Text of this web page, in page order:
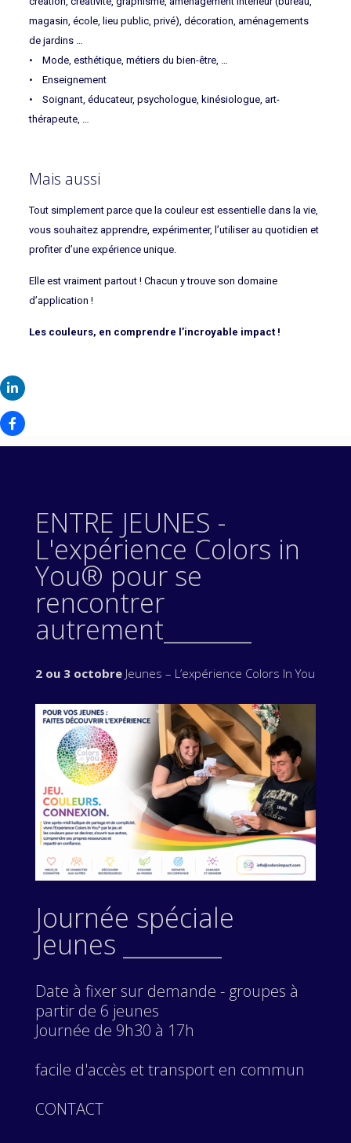
magasin, école, lieu public, privé), décoration, aménagements
de jardins …
• Mode, esthétique, métiers du bien-être, …
• Enseignement
• Soignant, éducateur, psychologue, kinésiologue, art-
thérapeute, …
Mais aussi
Tout simplement parce que la couleur est essentielle dans la vie,
vous souhaitez apprendre, expérimenter, l’utiliser au quotidien et
profiter d’une expérience unique.
Elle est vraiment partout ! Chacun y trouve son domaine
d’application !
Les couleurs, en comprendre l’incroyable impact !
ENTRE JEUNES -
L'expérience Colors in
You® pour se
rencontrer
autrement________
2 ou 3 octobre Jeunes – L’expérience Colors In You
Journée spéciale
Jeunes _________
Date à fixer sur demande - groupes à
partir de 6 jeunes
Journée de 9h30 à 17h
facile d'accès et transport en commun
CONTACT